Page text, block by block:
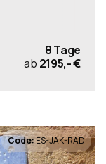
8 Tage
ab 2195,- €
Code:ES-JAK-RAD